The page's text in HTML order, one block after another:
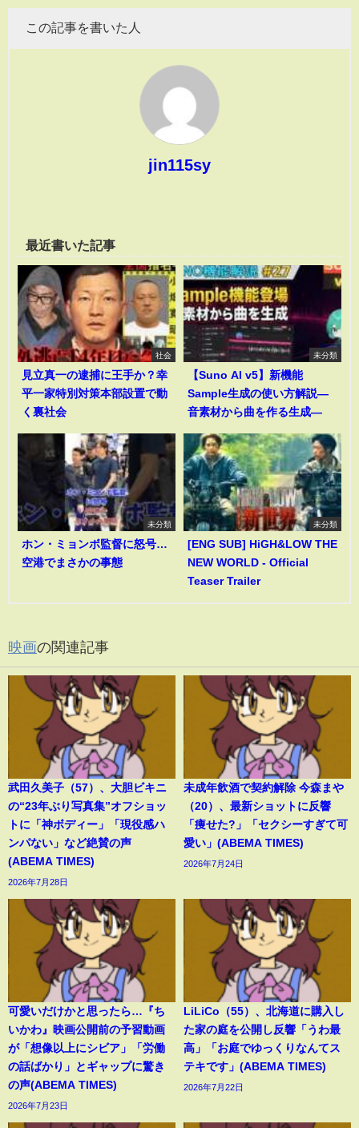
この記事を書いた人
jin115sy
最近書いた記事
社会
見立真一の逮捕に王手か？幸
平一家特別対策本部設置で動
く裏社会
未分類
【Suno AI v5】新機能
Sample生成の使い方解説―
音素材から曲を作る生成―
未分類
ホン・ミョンボ監督に怒号…
空港でまさかの事態
未分類
[ENG SUB] HiGH&LOW THE
NEW WORLD - Official
Teaser Trailer
映画の関連記事
武田久美子（57）、大胆ビキニ
の“23年ぶり写真集”オフショッ
トに「神ボディー」「現役感ハ
ンパない」など絶賛の声
(ABEMA TIMES)
2026年7月28日
未成年飲酒で契約解除 今森まや
（20）、最新ショットに反響
「痩せた?」「セクシーすぎて可
愛い」(ABEMA TIMES)
2026年7月24日
可愛いだけかと思ったら…『ち
いかわ』映画公開前の予習動画
が「想像以上にシビア」「労働
の話ばかり」とギャップに驚き
の声(ABEMA TIMES)
2026年7月23日
LiLiCo（55）、北海道に購入し
た家の庭を公開し反響「うわ最
高」「お庭でゆっくりなんてス
テキです」(ABEMA TIMES)
2026年7月22日